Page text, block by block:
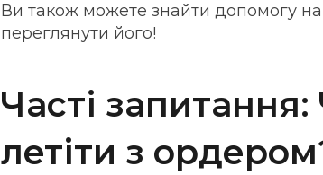
Ви також можете знайти допомогу
переглянути його!
Часті
летіти з